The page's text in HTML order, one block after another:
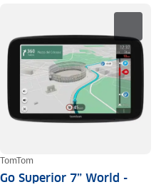
TomTom
Go Superior 7” World -